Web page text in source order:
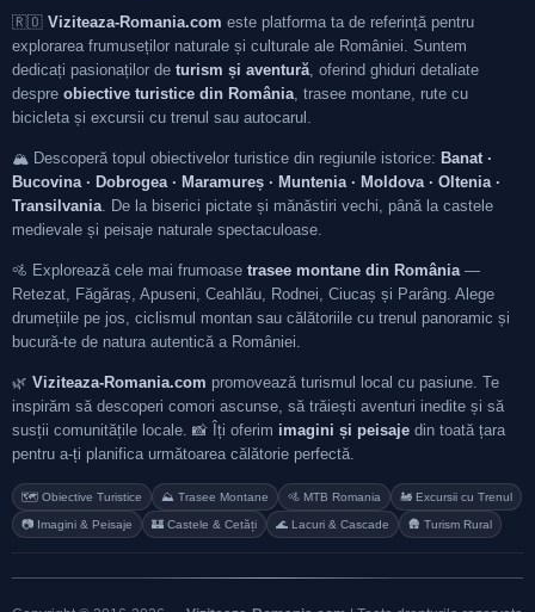
🇷🇴 Viziteaza-Romania.com este platforma ta de referință pentru
explorarea frumuseților naturale și culturale ale României. Suntem
dedicați pasionaților de turism și aventură, oferind ghiduri detaliate
despre obiective turistice din România, trasee montane, rute cu
bicicleta și excursii cu trenul sau autocarul.
🏔️ Descoperă topul obiectivelor turistice din regiunile istorice: Banat ·
Bucovina · Dobrogea · Maramureș · Muntenia · Moldova · Oltenia ·
Transilvania. De la biserici pictate și mănăstiri vechi, până la castele
medievale și peisaje naturale spectaculoase.
🚵 Explorează cele mai frumoase trasee montane din România—
Retezat, Făgăraș, Apuseni, Ceahlău, Rodnei, Ciucaș și Parâng. Alege
drumețiile pe jos, ciclismul montan sau călătoriile cu trenul panoramic și
bucură-te de natura autentică a României.
🌿 Viziteaza-Romania.com promovează turismul local cu pasiune. Te
inspirăm să descoperi comori ascunse, să trăiești aventuri inedite și să
susții comunitățile locale. 📸 Îți oferim imagini și peisaje din toată țara
pentru a-ți planifica următoarea călătorie perfectă.
🗺️ Obiective Turistice ⛰️ Trasee Montane 🚵 MTB Romania 🚂 Excursii cu Trenul
📷 Imagini & Peisaje 🏰 Castele & Cetăți 🌊 Lacuri & Cascade 🛖 Turism Rural